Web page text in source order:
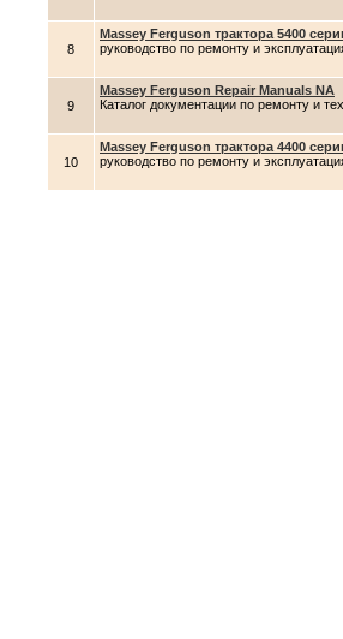
8
Massey Ferguson трактора 5400
руководство по ремонту и
9
Massey Ferguson Repair Manuals NA
Каталог документации по ремонту и
10
Massey Ferguson трактора 4400
руководство по ремонту и